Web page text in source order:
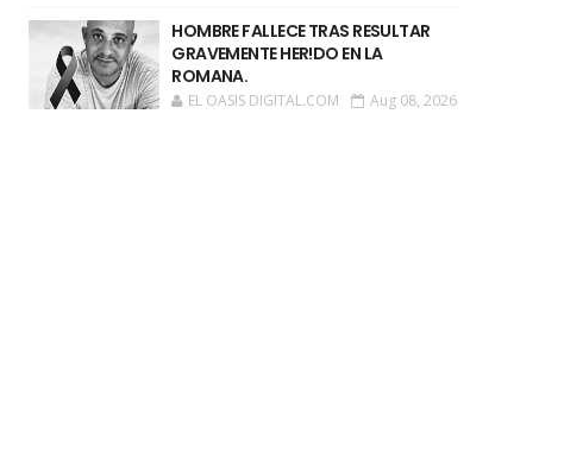
HOMBRE FALLECE TRAS RESULTAR
GRAVEMENTE HER!DO EN LA
ROMANA.
EL OASIS DIGITAL.COM Aug 08, 2026